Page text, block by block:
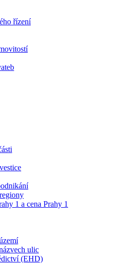
řízení
1 a cena Prahy 1
ulic
(EHD)